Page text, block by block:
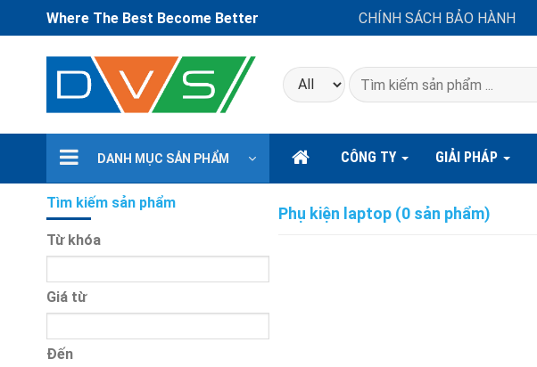
Where The Best Become Better CHÍNH SÁCH BẢO HÀNH
Tìm
kiếm:
DANH MỤC SẢN PHẨM CÔNG TY GIẢI PHÁP
Phụ kiện laptop (0 sản phẩm)
Tìm kiếm sản phẩm
Từ khóa
Giá từ
Đến